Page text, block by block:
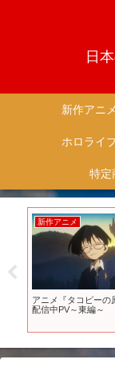
日
新作アニメ
ホロライ
新作アニメ
アニメ『タコピーの
配信中PV～東編～